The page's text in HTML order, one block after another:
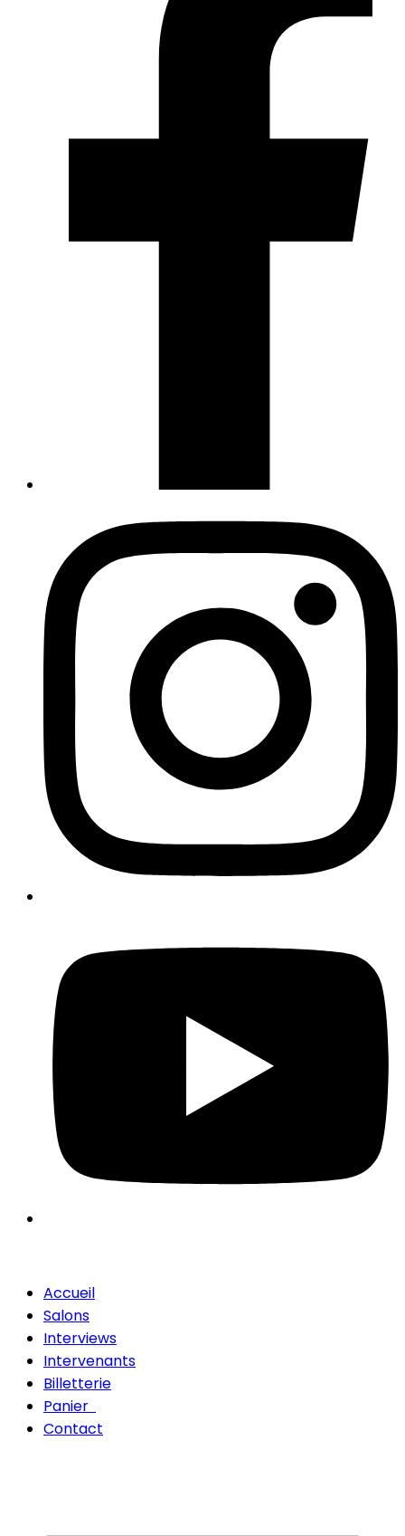
Accueil
Salons
Interviews
Intervenants
Billetterie
Panier
Contact